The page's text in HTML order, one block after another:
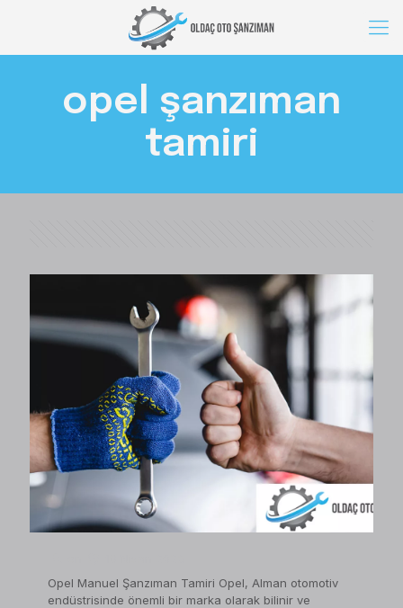
opel şanzıman
tamiri
Opel Manuel Şanzıman Tamiri Opel, Alman otomotiv
endüstrisinde önemli bir marka olarak bilinir ve